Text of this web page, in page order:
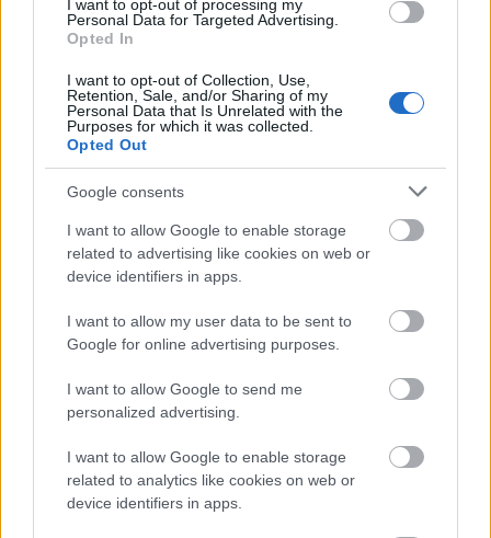
I want to opt-out of processing my
Personal Data for Targeted Advertising.
Opted In
I want to opt-out of Collection, Use,
Retention, Sale, and/or Sharing of my
Personal Data that Is Unrelated with the
Purposes for which it was collected.
Opted Out
Google consents
I want to allow Google to enable storage
related to advertising like cookies on web or
device identifiers in apps.
I want to allow my user data to be sent to
Google for online advertising purposes.
I want to allow Google to send me
personalized advertising.
I want to allow Google to enable storage
related to analytics like cookies on web or
device identifiers in apps.
Országos hírek
Kecskeméten is szakirányú továbbképzésekkel erősít a
Gál Ferenc Egyetem